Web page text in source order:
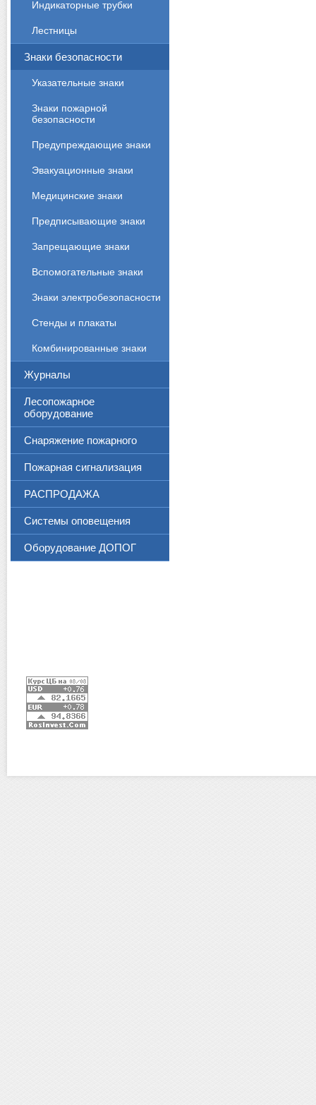
Индикаторные трубки
Лестницы
Знаки безопасности
Указательные знаки
Знаки пожарной
безопасности
Предупреждающие знаки
Эвакуационные знаки
Медицинские знаки
Предписывающие знаки
Запрещающие знаки
Вспомогательные знаки
Знаки электробезопасности
Стенды и плакаты
Комбинированные знаки
Журналы
Лесопожарное
оборудование
Снаряжение пожарного
Пожарная сигнализация
РАСПРОДАЖА
Системы оповещения
Оборудование ДОПОГ